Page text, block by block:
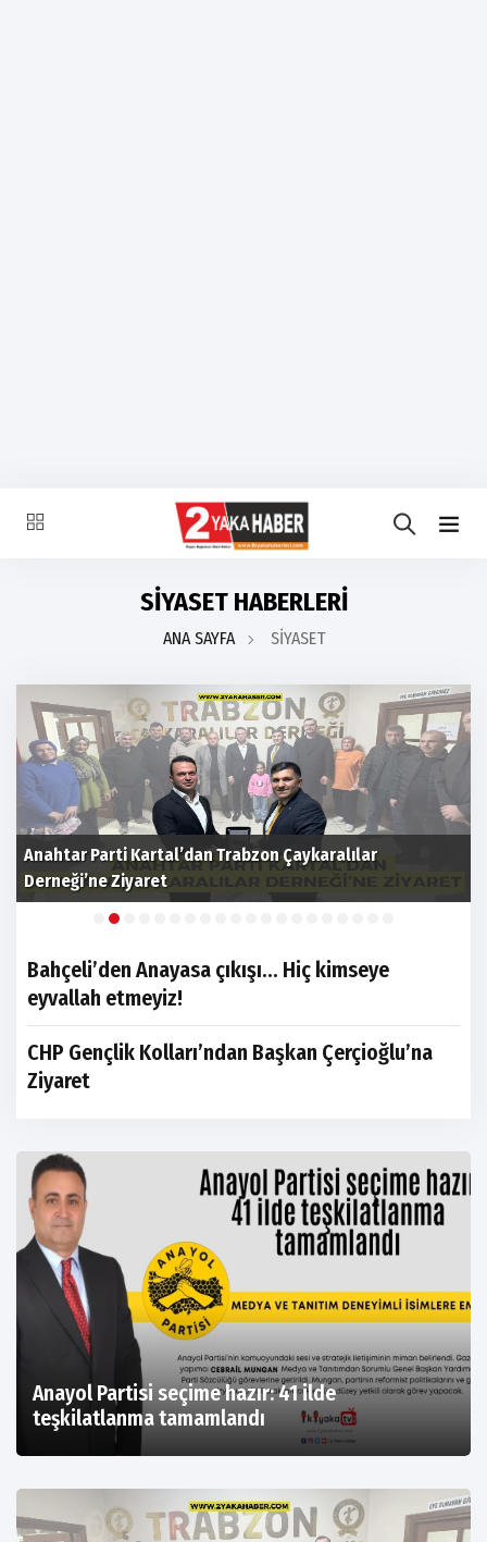
SİYASET HABERLERİ
ANA SAYFA SİYASET
Anahtar Parti Kartal’dan Trabzon Çaykaralılar
Derneği’ne Ziyaret
Bahçeli’den Anayasa çıkışı... Hiç kimseye
eyvallah etmeyiz!
CHP Gençlik Kolları’ndan Başkan Çerçioğlu’na
Ziyaret
Anayol Partisi seçime hazır: 41 ilde
teşkilatlanma tamamlandı